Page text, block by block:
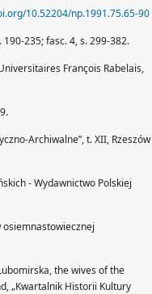
10.52204/np.1991.75.65-90
190-235; fasc. 4, s. 299-382.
François Rabelais,
Archiwalne”, t. XII, Rzeszów
- Wydawnictwo Polskiej
osiemnastowiecznej
the wives of the
„Kwartalnik Historii Kultury